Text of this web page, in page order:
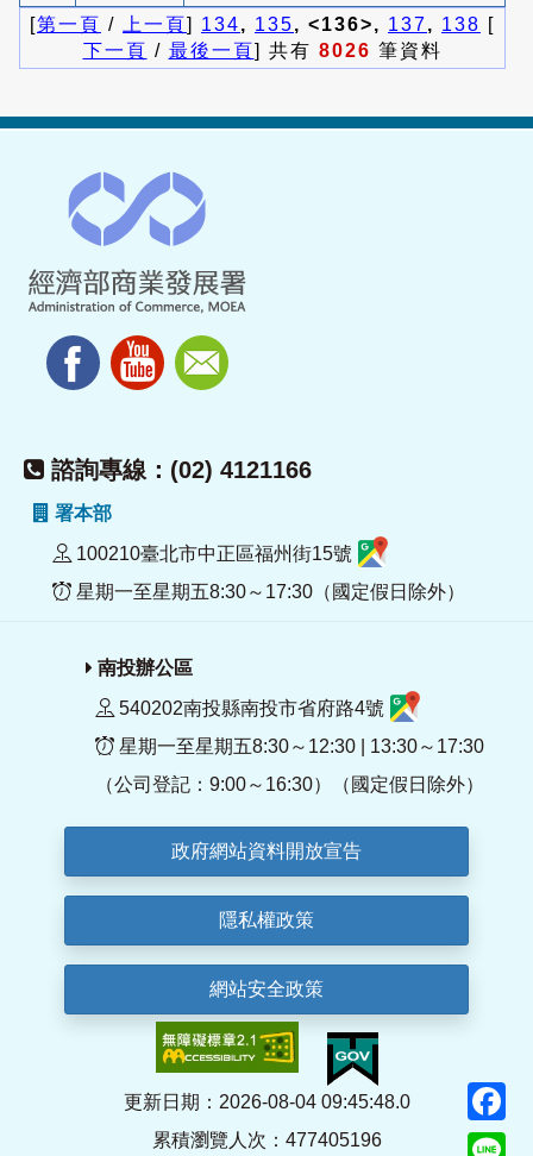
[第一頁 / 上一頁] 134, 135, <136>, 137, 138 [
下一頁 / 最後一頁] 共有 8026 筆資料
諮詢專線：(02) 4121166
署本部
100210臺北市中正區福州街15號
星期一至星期五8:30～17:30（國定假日除外）
南投辦公區
540202南投縣南投市省府路4號
星期一至星期五8:30～12:30 | 13:30～17:30
（公司登記：9:00～16:30）（國定假日除外）
政府網站資料開放宣告
隱私權政策
網站安全政策
更新日期：2026-08-04 09:45:48.0
累積瀏覽人次：477405196